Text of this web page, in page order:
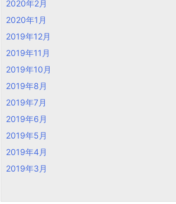
2020年2月
2020年1月
2019年12月
2019年11月
2019年10月
2019年8月
2019年7月
2019年6月
2019年5月
2019年4月
2019年3月